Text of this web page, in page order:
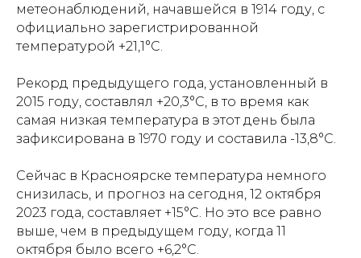
метеонаблюдений, начавшейся в 1914 году, с
официально зарегистрированной
температурой +21,1°C.
Рекорд предыдущего года, установленный в
2015 году, составлял +20,3°C, в то время как
самая низкая температура в этот день была
зафиксирована в 1970 году и составила -13,8°C.
Сейчас в Красноярске температура немного
снизилась, и прогноз на сегодня, 12 октября
2023 года, составляет +15°C. Но это все равно
выше, чем в предыдущем году, когда 11
октября было всего +6,2°C.